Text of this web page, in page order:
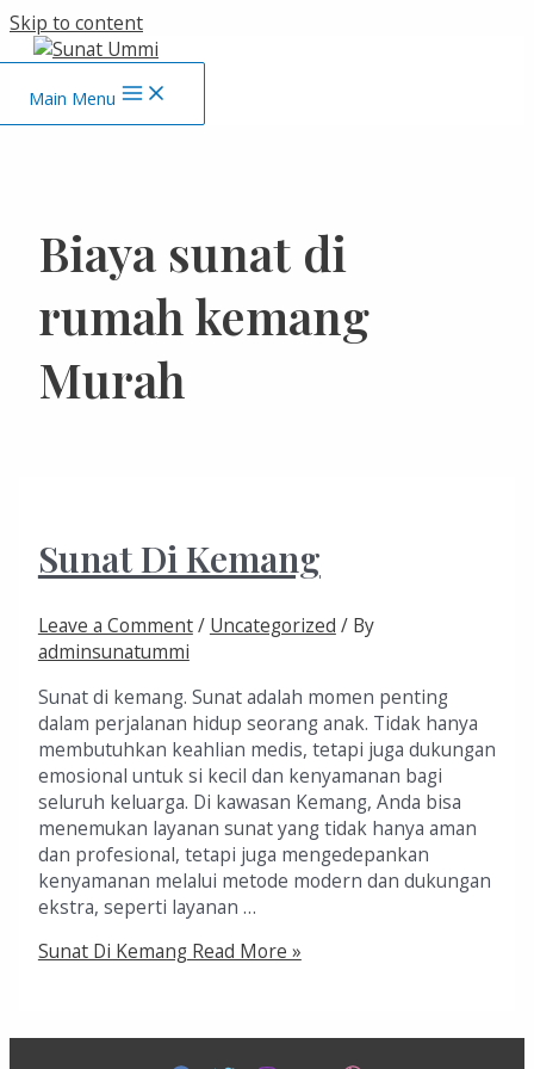
Skip to content
Main Menu
Biaya sunat di
rumah kemang
Murah
Sunat Di Kemang
Leave a Comment/ Uncategorized / By
adminsunatummi
Sunat di kemang. Sunat adalah momen penting
dalam perjalanan hidup seorang anak. Tidak hanya
membutuhkan keahlian medis, tetapi juga dukungan
emosional untuk si kecil dan kenyamanan bagi
seluruh keluarga. Di kawasan Kemang, Anda bisa
menemukan layanan sunat yang tidak hanya aman
dan profesional, tetapi juga mengedepankan
kenyamanan melalui metode modern dan dukungan
ekstra, seperti layanan …
Sunat Di KemangRead More »